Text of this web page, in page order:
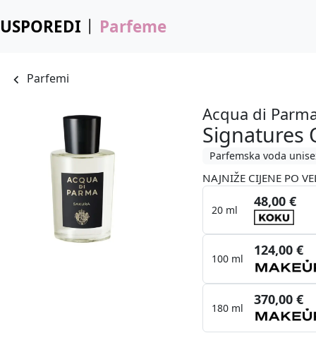
USPOREDI Parfeme
Parfemi
Acqua di
Signatures
Parfemska voda
NAJNIŽE CIJENE PO
20 ml
48,00 €
100 ml
124,00 €
180 ml
370,00 €